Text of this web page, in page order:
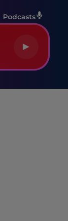
Podcasts